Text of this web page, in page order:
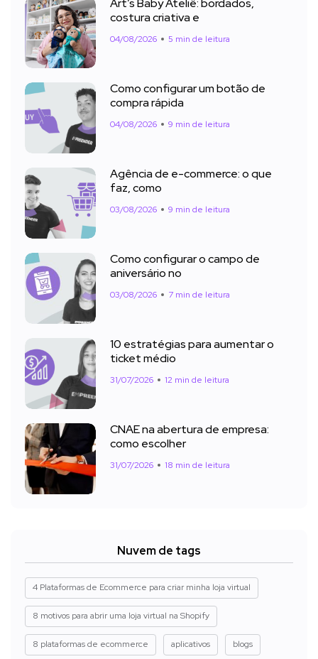
Art’s Baby Ateliê: bordados,
costura criativa e
04/08/2026 5 min de leitura
Como configurar um botão de
compra rápida
04/08/2026 9 min de leitura
Agência de e-commerce: o que
faz, como
03/08/2026 9 min de leitura
Como configurar o campo de
aniversário no
03/08/2026 7 min de leitura
10 estratégias para aumentar o
ticket médio
31/07/2026 12 min de leitura
CNAE na abertura de empresa:
como escolher
31/07/2026 18 min de leitura
Nuvem de tags
4 Plataformas de Ecommerce para criar minha loja virtual
8 motivos para abrir uma loja virtual na Shopify
8 plataformas de ecommerce aplicativos blogs